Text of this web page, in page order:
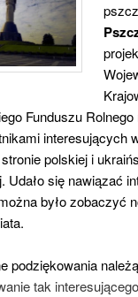
Funduszu
interesujących
polskiej i
Udało się nawiązać
było zobaczyć
podziękowania należą
tak